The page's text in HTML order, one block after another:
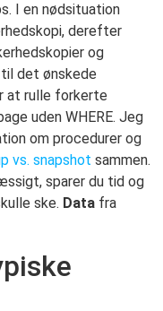
I en nødsituation
derefter
og
det ønskede
at rulle forkerte
uden WHERE. Jeg
om procedurer og
vs. snapshot sammen.
sparer du tid og
ske. Data fra